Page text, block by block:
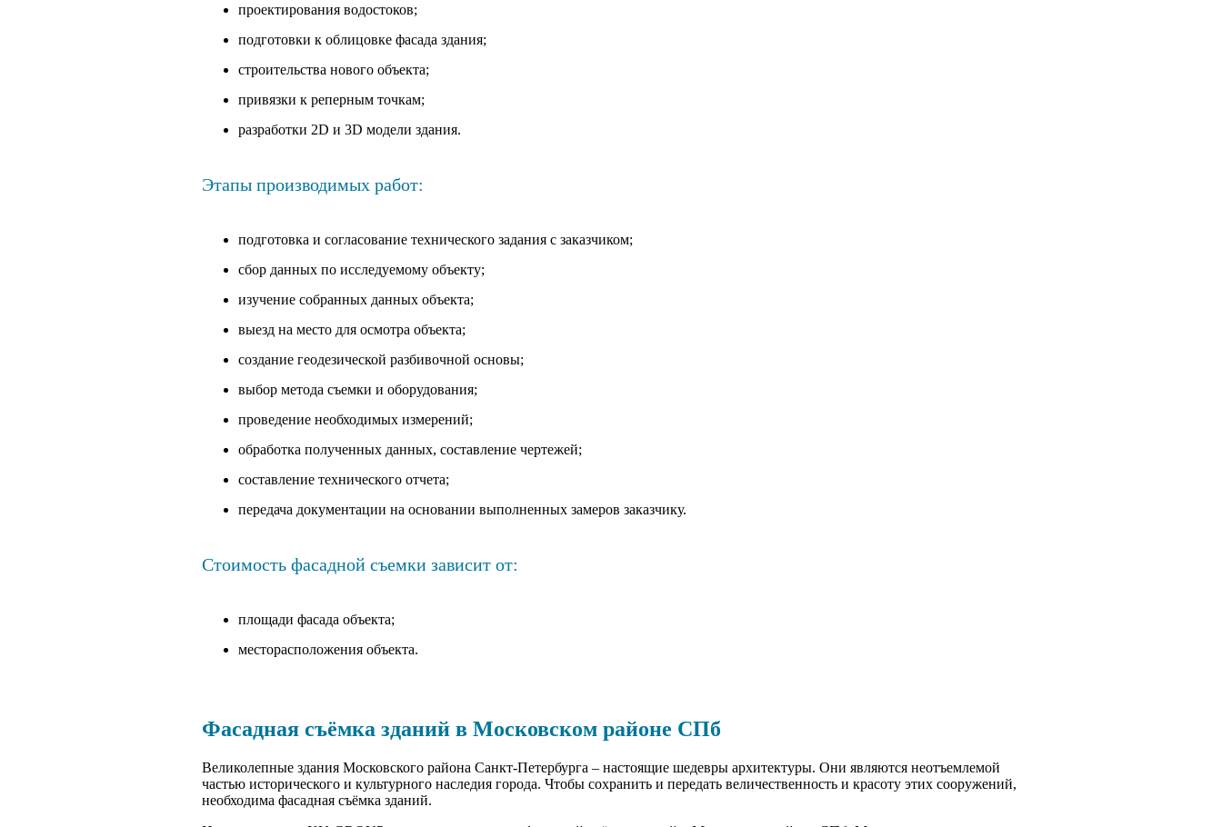
проектирования водостоков;
подготовки к облицовке фасада здания;
строительства нового объекта;
привязки к реперным точкам;
разработки 2D и 3D модели здания.
Этапы производимых работ:
подготовка и согласование технического задания с заказчиком;
сбор данных по исследуемому объекту;
изучение собранных данных объекта;
выезд на место для осмотра объекта;
создание геодезической разбивочной основы;
выбор метода съемки и оборудования;
проведение необходимых измерений;
обработка полученных данных, составление чертежей;
составление технического отчета;
передача документации на основании выполненных замеров заказчику.
Стоимость фасадной съемки зависит от:
площади фасада объекта;
месторасположения объекта.
Фасадная съёмка зданий в Московском районе СПб
Великолепные здания Московского района Санкт-Петербурга – настоящие шедевры архитектуры. Они являются неотъемлемой
частью исторического и культурного наследия города. Чтобы сохранить и передать величественность и красоту этих сооружений,
необходима фасадная съёмка зданий.